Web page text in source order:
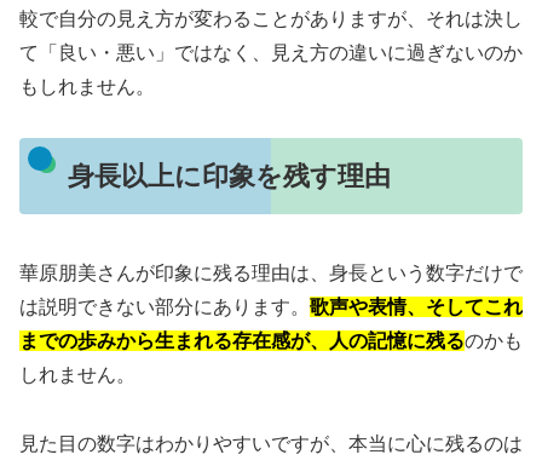
較で自分の見え方が変わることがありますが、それは決し
て「良い・悪い」ではなく、見え方の違いに過ぎないのか
もしれません。
身長以上に印象を残す理由
華原朋美さんが印象に残る理由は、身長という数字だけで
は説明できない部分にあります。 歌声や表情、そしてこれ
までの歩みから生まれる存在感が、人の記憶に残るのかも
しれません。
見た目の数字はわかりやすいですが、本当に心に残るのは